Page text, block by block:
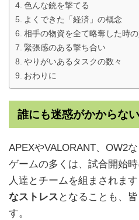
色んな銃を撃てる
よくできた「経済」の概念
相手の物資を全て略奪した時の
緊張感のある撃ち合い
やりがいあるタスクの数々
おわりに
誰にも迷惑がかからな
APEXやVALORANT、OW2
ゲームの多くは、試合開始
人達とチームを組まされま
なストレス となることも、
す。